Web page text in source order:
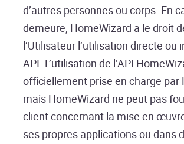
d’autres personnes ou corps. En
demeure, HomeWizard a le droit
l’Utilisateur l’utilisation directe ou
API. L’utilisation de l’API
officiellement prise en charge par
mais HomeWizard ne peut pas
client concernant la mise en
ses propres applications ou dans